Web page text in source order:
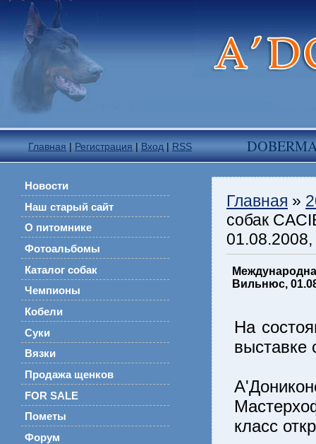
Главная | Регистрация | Вход | RSS
Новости
Наш старый сайт
О питомнике
Фотоальбомы
Каталог собак
Чемпионы
Кобели
Суки
Вязки
Продажа щенков
FOR SALE
Пометы
Форум
Главная »
собак
Вильнюс,
На
выставке
класс